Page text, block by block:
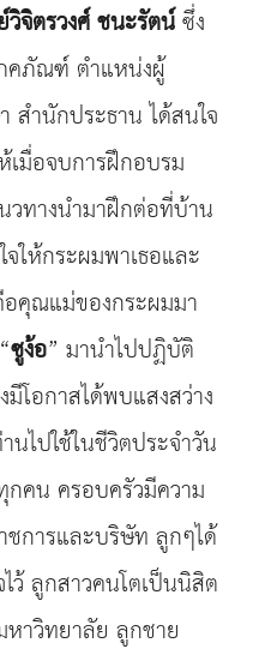
วิจิตรวงศ์ ชนะรัตน์ซึ่ง
คภัณฑ์ ตำแหน่งผู้
สำนักประธาน ได้สนใจ
มื่อจบการฝึกอบรม
วทางนำมาฝึกต่อที่บ้าน
ให้กระผมพาเธอและ
คุณแม่ของกระผมมา
ซูง้อ” มานำไปปฏิบัติ
โอกาสได้พบแสงสว่าง
ไปใช้ในชีวิตประจำวัน
คน ครอบครัวมีความ
การและบริษัท ลูกๆได้
ว้ ลูกสาวคนโตเป็นนิสิต
าวิทยาลัย ลูกชาย